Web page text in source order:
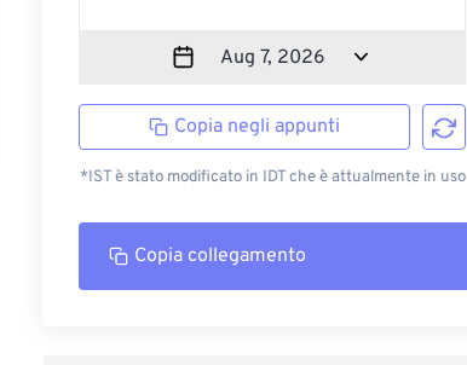
Copia negli appunti
*IST è stato modificato in IDT che è attualmente in uso
Copia collegamento